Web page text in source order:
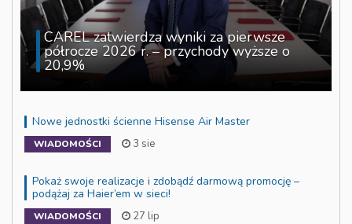
CAREL zatwierdza wyniki za pierwsze
półrocze 2026 r. – przychody wyższe o
20,9%
Nowe jednostki ścienne Hisense Air Master
WIADOMOŚCI 3 sie
Pokaż swoje realizacje i zdobądź darmową promocję –
podążaj za Haier’em w sieci!
WIADOMOŚCI 27 lip